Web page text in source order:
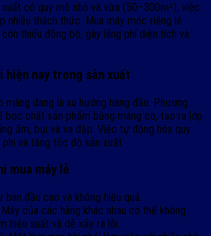
có quy mô nhỏ và vừa (50–300m²), việc
nhiều thách thức. Mua máy móc riêng lẻ
thiếu đồng bộ, gây lãng phí diện tích và
hiện nay trong sản xuất
màng đang là xu hướng hàng đầu. Phương
bọc chặt sản phẩm bằng màng co, tạo ra lớp
ẩm, bụi và va đập. Việc tự động hóa quy
và tăng tốc độ sản xuất.
mua máy lẻ
ban đầu cao và không hiệu quả.
của các hãng khác nhau có thể không
hiệu suất và dễ xảy ra lỗi.